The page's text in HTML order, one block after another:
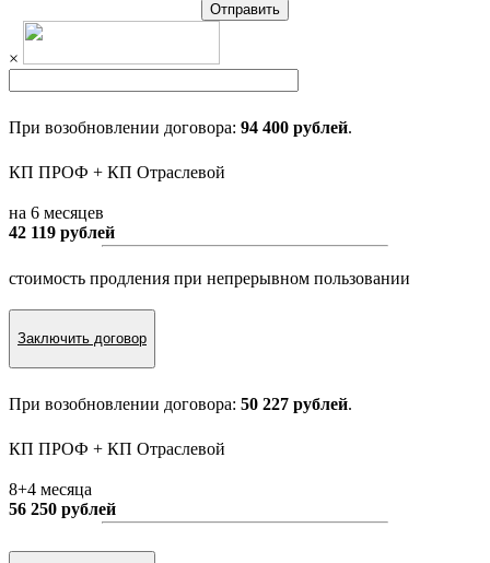
Отправить
×
При возобновлении договора: 94 400 рублей.
КП ПРОФ + КП Отраслевой
на 6 месяцев
42 119 рублей
стоимость продления при непрерывном пользовании
Заключить договор
При возобновлении договора: 50 227 рублей.
КП ПРОФ + КП Отраслевой
8+4 месяца
56 250 рублей